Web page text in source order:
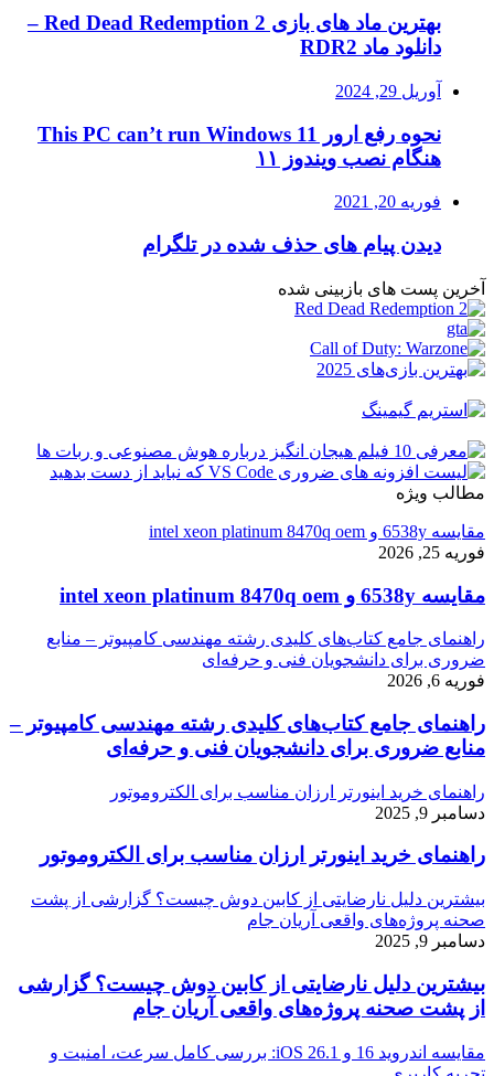
بهترین ماد های بازی Red Dead Redemption 2 –
دانلود ماد RDR2
آوریل 29, 2024
نحوه رفع ارور This PC can’t run Windows 11
هنگام نصب ویندوز ۱۱
فوریه 20, 2021
دیدن پیام های حذف شده در تلگرام
آخرین پست های بازبینی شده
مطالب ویژه
مقایسه 6538y و intel xeon platinum 8470q oem
فوریه 25, 2026
مقایسه 6538y و intel xeon platinum 8470q oem
راهنمای جامع کتاب‌های کلیدی رشته مهندسی کامپیوتر – منابع
ضروری برای دانشجویان فنی و حرفه‌ای
فوریه 6, 2026
راهنمای جامع کتاب‌های کلیدی رشته مهندسی کامپیوتر –
منابع ضروری برای دانشجویان فنی و حرفه‌ای
راهنمای خرید اینورتر ارزان مناسب برای الکتروموتور
دسامبر 9, 2025
راهنمای خرید اینورتر ارزان مناسب برای الکتروموتور
بیشترین دلیل نارضایتی از کابین دوش چیست؟ گزارشی از پشت
صحنه پروژه‌های واقعی آریان جام
دسامبر 9, 2025
بیشترین دلیل نارضایتی از کابین دوش چیست؟ گزارشی
از پشت صحنه پروژه‌های واقعی آریان جام
مقایسه اندروید 16 و iOS 26.1: بررسی کامل سرعت، امنیت و